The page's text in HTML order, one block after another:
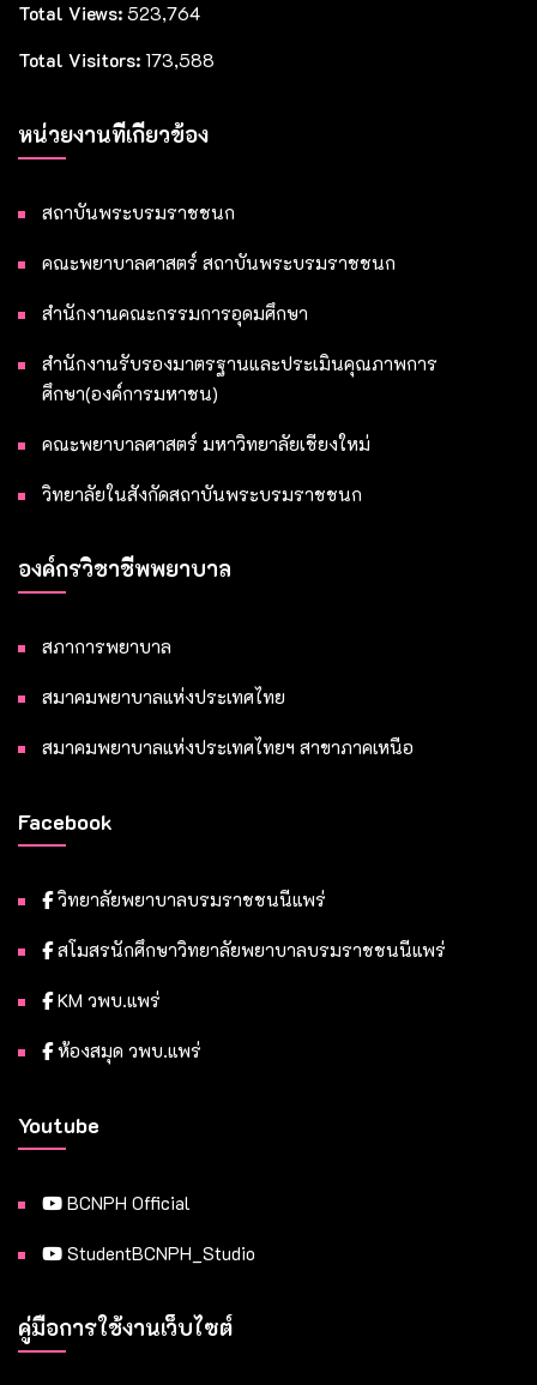
Total Views: 523,764
Total Visitors: 173,588
หน่วยงานที่เกี่ยวข้อง
สถาบันพระบรมราชชนก
คณะพยาบาลศาสตร์ สถาบันพระบรมราชชนก
สำนักงานคณะกรรมการอุดมศึกษา
สำนักงานรับรองมาตรฐานและประเมินคุณภาพการ
ศึกษา(องค์การมหาชน)
คณะพยาบาลศาสตร์ มหาวิทยาลัยเชียงใหม่
วิทยาลัยในสังกัดสถาบันพระบรมราชชนก
องค์กรวิชาชีพพยาบาล
สภาการพยาบาล
สมาคมพยาบาลแห่งประเทศไทย
สมาคมพยาบาลแห่งประเทศไทยฯ สาขาภาคเหนือ
Facebook
วิทยาลัยพยาบาลบรมราชชนนีแพร่
สโมสรนักศึกษาวิทยาลัยพยาบาลบรมราชชนนีแพร่
KM วพบ.แพร่
ห้องสมุด วพบ.แพร่
Youtube
BCNPH Official
StudentBCNPH_Studio
คู่มือการใช้งานเว็บไซต์